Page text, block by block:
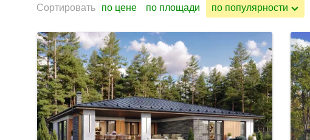
Сортировать по цене по площади по популярности